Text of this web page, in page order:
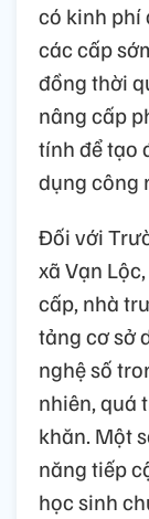
có kinh phí
các cấp
đồng thời
nâng cấp
tính để tạo
dụng công
Đối với
xã Vạn
cấp, nhà
tảng cơ sở
nghệ số
nhiên, quá
khăn. Một
năng tiếp
học sinh